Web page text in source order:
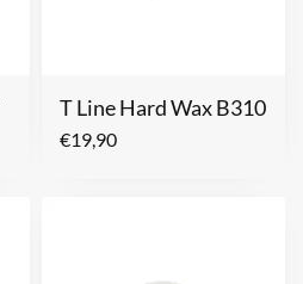
T Line Hard Wax B310
€19,90